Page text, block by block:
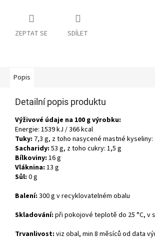
ZEPTAT SE SDÍLET
Popis
Detailní popis produktu
Výživové údaje na 100 g výrobku:
Energie: 1539 kJ / 366 kcal
Tuky: 7,3 g, z toho nasycené mastné kyseliny:
Sacharidy: 53 g, z toho cukry: 1,5 g
Bílkoviny: 16 g
Vláknina: 13 g
Sůl: 0 g
Balení: 300 g v recyklovatelném obalu
Skladování: při pokojové teplotě do 25 °C, v
Trvanlivost: viz obal, min 8 měsíců od data